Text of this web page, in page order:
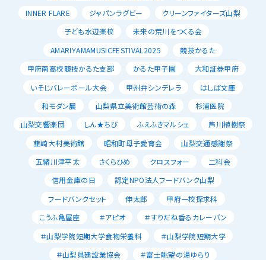
INNER FLARE
ジャパンラグビー
クリーンファイターズ山梨
子ども水辺楽校
未来の荒川をつくる会
AMARIYAMAMUSICFESTIVAL2025
競技かるた
甲府南高校競技かるた支部
かるた甲子園
大和証券甲府
いそじバレーボール大会
甲州弁シンデレラ
はしば文庫
和モダン展
山梨県立美術館芸術の森
杉浦医院
山梨交響楽団
しん★ちび ふえふきマルシェ
芦川植樹祭
韮崎大村美術館
昭和町母子愛育会
山梨交通感謝祭
五緒川津平太
さくらひめ クロスフォー
二科会
信用金庫の日
認定NPO法人フードバンク山梨
フードバンクセット
伸太郎
甲府一校探求科
こうふ亀屋座
＃アピオ
＃すりだね香るカレーパン
＃山梨学院短期大学食物栄養科
＃山梨学院短期大学
＃山梨県建設業協会
＃富士眺望の湯ゆらり